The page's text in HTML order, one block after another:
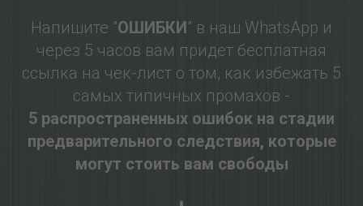
Напишите "ОШИБКИ" в наш WhatsApp и
через 5 часов вам придет бесплатная
ссылка на чек-лист о том, как избежать 5
самых типичных промахов -
5 распространенных ошибок на стадии
предварительного следствия, которые
могут стоить вам свободы